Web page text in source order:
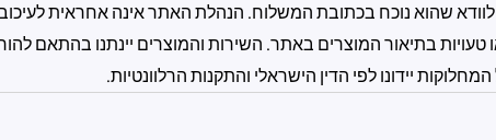
שהוא נוכח בכתובת המשלוח. הנהלת האתר אינה אחראית
בתיאור המוצרים באתר. השירות והמוצרים יינתנו בהתאם
יידונו לפי הדין הישראלי והתקנות הרלוונטיות.